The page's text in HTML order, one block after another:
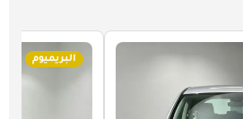
البريميوم